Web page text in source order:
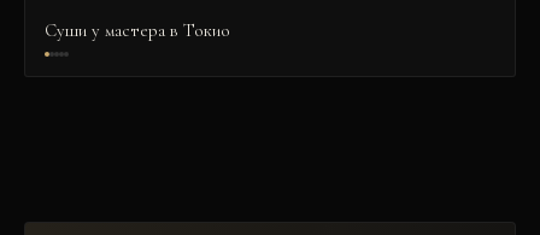
Суши у мастера в Токио